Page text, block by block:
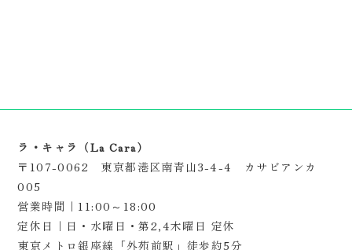
ラ・キャラ（La Cara）
〒107-0062 東京都港区南青山3-4-4 カサビアンカ
005
営業時間｜11:00～18:00
定休日｜日・水曜日・第2,4木曜日 定休
東京メトロ銀座線「外苑前駅」徒歩約5分